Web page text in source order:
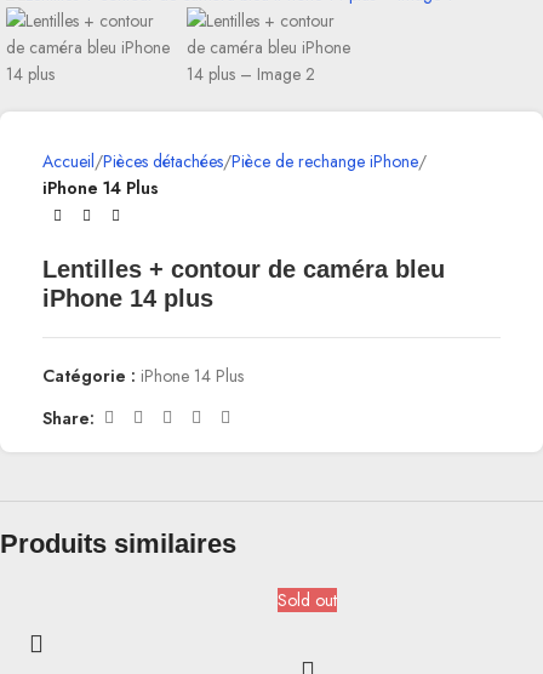
Accueil Pièces détachées Pièce de rechange iPhone
iPhone 14 Plus
Lentilles + contour de caméra bleu
iPhone 14 plus
Catégorie : iPhone 14 Plus
Share:
Produits similaires
Sold out